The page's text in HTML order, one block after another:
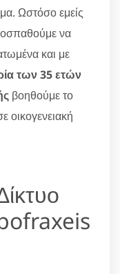
Ωστόσο εμείς
να
και με
των 35 ετών
βοηθούμε το
οικογενειακή